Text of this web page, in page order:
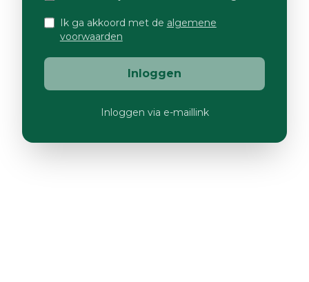
Ik ga akkoord met de algemene
voorwaarden
Inloggen
Inloggen via e-maillink